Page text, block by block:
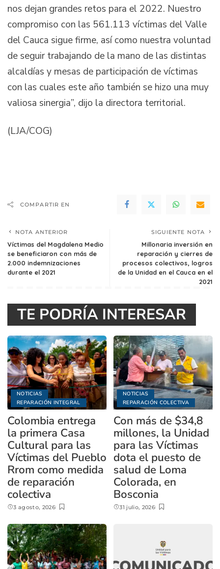
nos dejan grandes retos para el 2022. Nuestro
compromiso con las 561.113 víctimas del Valle
del Cauca sigue firme, así como nuestra voluntad
de seguir trabajando de la mano de las distintas
alcaldías y mesas de participación de víctimas
con las cuales este año también se hizo una muy
valiosa sinergia”, dijo la directora territorial.
(LJA/COG)
COMPARTIR EN
NOTA ANTERIOR
Víctimas del Magdalena Medio
se beneficiaron con más de
2.000 indemnizaciones
durante el 2021
SIGUIENTE NOTA
Millonaria inversión en
reparación y cierres de
procesos colectivos, logros
de la Unidad en el Cauca en el
2021
TE PODRÍA INTERESAR
NOTICIAS
REPARACIÓN INTEGRAL
Colombia entrega
la primera Casa
Cultural para las
Víctimas del Pueblo
Rrom como medida
de reparación
colectiva
3 agosto, 2026
NOTICIAS
REPARACIÓN COLECTIVA
Con más de $34,8
millones, la Unidad
para las Víctimas
dota el puesto de
salud de Loma
Colorada, en
Bosconia
31 julio, 2026